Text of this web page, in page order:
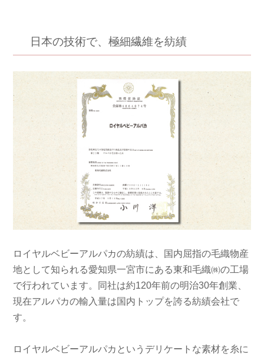
日本の技術で、極細繊維を紡績
ロイヤルベビーアルパカの紡績は、国内屈指の毛織物産
地として知られる愛知県一宮市にある東和毛織㈱の工場
で行われています。同社は約120年前の明治30年創業、
現在アルパカの輸入量は国内トップを誇る紡績会社で
す。
ロイヤルベビーアルパカというデリケートな素材を糸に